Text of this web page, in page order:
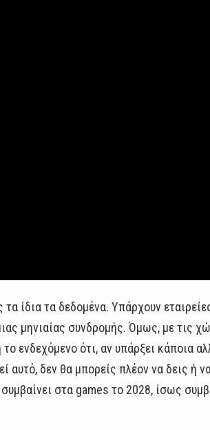
ίδια τα δεδομένα. Υπάρχουν
μηνιαίας συνδρομής. Όμως, με τις
ενδεχόμενο ότι, αν υπάρξει κάποια
δεν θα μπορείς πλέον να δεις ή
στα games το 2028, ίσως